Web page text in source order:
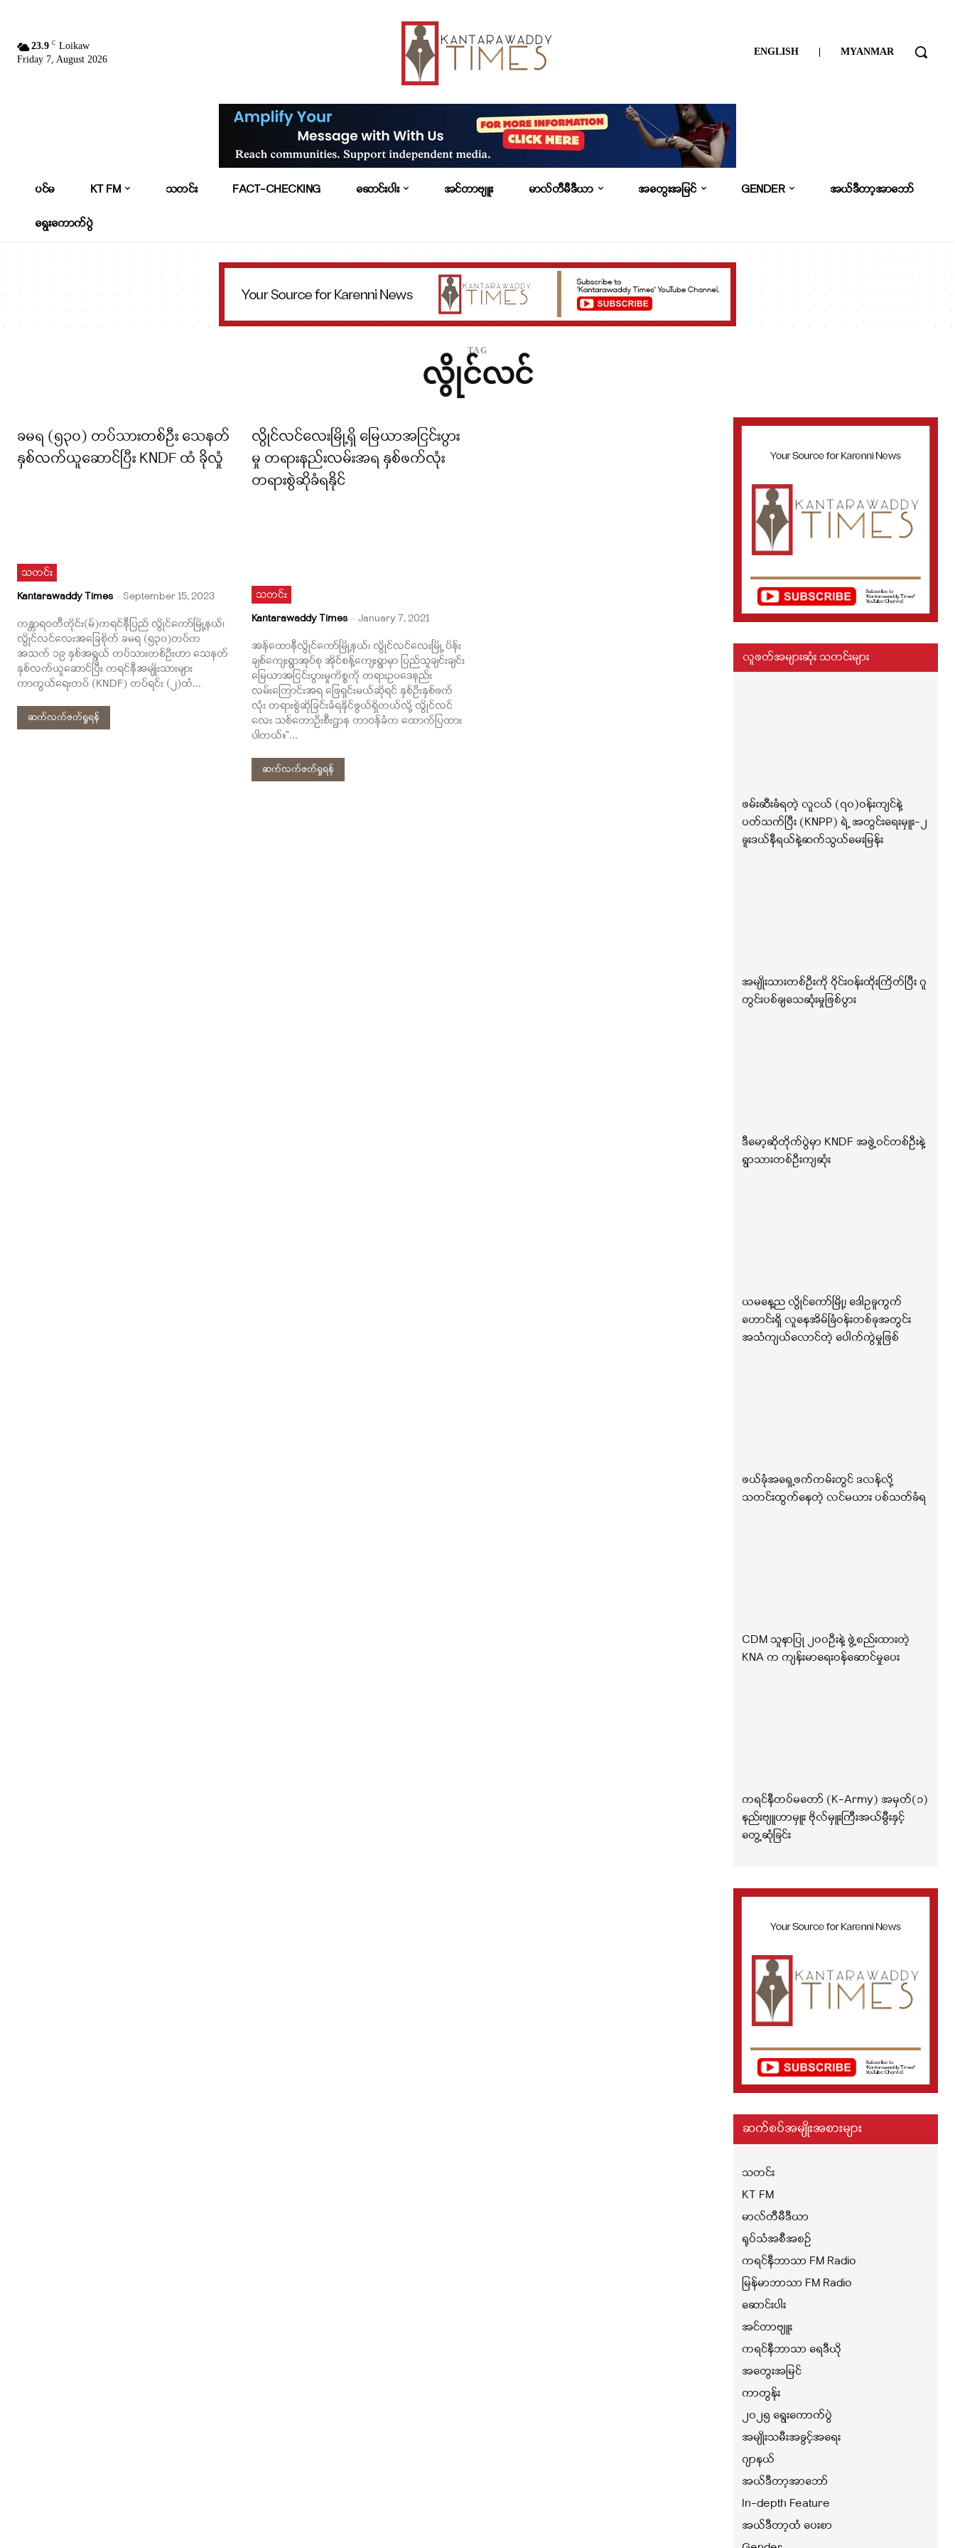
23.9 C Loikaw
Friday 7, August 2026
ENGLISH | MYANMAR
ပင်မ KT FM သတင်း FACT-CHECKING ဆောင်းပါး အင်တာဗျူး မာလ်တီမီဒီယာ အတွေးအမြင် GENDER အယ်ဒီတာ့အာဘော်
ရွေးကောက်ပွဲ
TAG
လွိုင်လင်
ခမရ (၅၃၀) တပ်သားတစ်ဦး သေနတ်
နှစ်လက်ယူဆောင်ပြီး KNDF ထံ ခိုလှုံ
သတင်း
Kantarawaddy Times - September 15, 2023
ကန္တာရဝတီတိုင်း(မ်)ကရင်နီပြည် လွိုင်ကော်မြို့နယ်၊
လွိုင်လင်လေးအခြေစိုက် ခမရ (၅၃၀)တပ်က
အသက် ၁၉ နှစ်အရွယ် တပ်သားတစ်ဦးဟာ သေနတ်
နှစ်လက်ယူဆောင်ပြီး ကရင်နီအမျိုးသားများ
ကာကွယ်ရေးတပ် (KNDF) တပ်ရင်း (၂)ထံ...
ဆက်လက်ဖတ်ရှုရန်
လွိုင်လင်လေးမြို့ရှိ မြေယာအငြင်းပွား
မှု တရားနည်းလမ်းအရ နှစ်ဖက်လုံး
တရားစွဲဆိုခံရနိုင်
သတင်း
Kantarawaddy Times - January 7, 2021
အန်ထောနီလွိုင်ကော်မြို့နယ်၊ လွိုင်လင်လေးမြို့ ပိန်း
ချစ်ကျေးရွာအုပ်စု အိုင်စန့်ကျေးရွာမှာ ပြည်သူချင်းချင်း
မြေယာအငြင်းပွားမှုကိစ္စကို တရားဥပဒေနည်း
လမ်းကြောင်းအရ ဖြေရှင်းမယ်ဆိုရင် နှစ်ဦးနှစ်ဖက်
လုံး တရားစွဲဆိုခြင်းခံရနိုင်ဖွယ်ရှိတယ်လို့ လွိုင်လင်
လေး သစ်တောဦးစီးဌာန တာဝန်ခံက ထောက်ပြထား
ပါတယ်။“...
ဆက်လက်ဖတ်ရှုရန်
လူဖတ်အများဆုံး သတင်းများ
ဖမ်းဆီးခံရတဲ့ လူငယ် (၇၀)ဝန်းကျင်နဲ့
ပတ်သက်ပြီး (KNPP) ရဲ့ အတွင်းရေးမှူး-၂
ခူးဒယ်နီရယ်နဲ့ဆက်သွယ်မေးမြန်း
အမျိုးသားတစ်ဦးကို ဝိုင်းဝန်းထိုးကြိတ်ပြီး ဂူ
တွင်းပစ်ချသေဆုံးမှုဖြစ်ပွား
ဒီမော့ဆိုတိုက်ပွဲမှာ KNDF အဖွဲ့ဝင်တစ်ဦးနဲ့
ရွာသားတစ်ဦးကျဆုံး
ယမနေ့ည လွိုင်ကော်မြို့၊ ဒေါဥခူကွက်
ဟောင်းရှိ လူနေအိမ်ခြံဝန်းတစ်ခုအတွင်း
အသံကျယ်လောင်တဲ့ ပေါက်ကွဲမှုဖြစ်
ဖယ်ခုံအရှေ့ဖက်ကမ်းတွင် ဒလန်လို့
သတင်းထွက်နေတဲ့ လင်မယား ပစ်သတ်ခံရ
CDM သူနာပြု ၂၀၀ဦးနဲ့ ဖွဲ့စည်းထားတဲ့
KNA က ကျန်းမာရေးဝန်ဆောင်မှုပေး
ကရင်နီတပ်မတော် (K-Army) အမှတ်(၁)
နည်းဗျူဟာမှူး ဗိုလ်မှူးကြီးအယ်မွီးနှင့်
တွေ့ဆုံခြင်း
ဆက်စပ်အမျိုးအစားများ
သတင်း
KT FM
မာလ်တီမီဒီယာ
ရုပ်သံအစီအစဉ်
ကရင်နီဘာသာ FM Radio
မြန်မာဘာသာ FM Radio
ဆောင်းပါး
အင်တာဗျူး
ကရင်နီဘာသာ ရေဒီယို
အတွေးအမြင်
ကာတွန်း
၂၀၂၅ ရွေးကောက်ပွဲ
အမျိုးသမီးအခွင့်အရေး
ဂျာနယ်
အယ်ဒီတာ့အာဘော်
In-depth Feature
အယ်ဒီတာ့ထံ ပေးစာ